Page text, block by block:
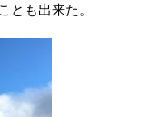
とも出来た。